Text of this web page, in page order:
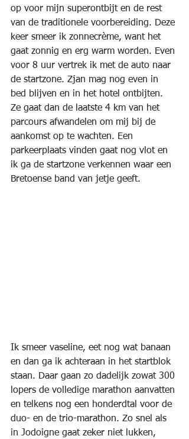
op voor mijn superontbijt en de rest
van de traditionele voorbereiding. Deze
keer smeer ik zonnecrème, want het
gaat zonnig en erg warm worden. Even
voor 8 uur vertrek ik met de auto naar
de startzone. Zjan mag nog even in
bed blijven en in het hotel ontbijten.
Ze gaat dan de laatste 4 km van het
parcours afwandelen om mij bij de
aankomst op te wachten. Een
parkeerplaats vinden gaat nog vlot en
ik ga de startzone verkennen waar een
Bretoense band van jetje geeft.
Ik smeer vaseline, eet nog wat banaan
en dan ga ik achteraan in het startblok
staan. Daar gaan zo dadelijk zowat 300
lopers de volledige marathon aanvatten
en telkens nog een honderdtal voor de
duo- en de trio-marathon. Zo snel als
in Jodoigne gaat zeker niet lukken,